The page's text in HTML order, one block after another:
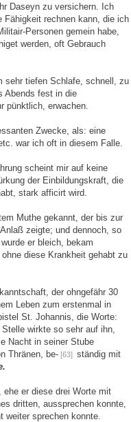
Daseyn zu versichern. Ich
rechnen kann, die ich
Personen gemein habe,
werden, oft Gebrauch
sehr tiefen Schlafe, schnell, zu
Abends fest in die
pünktlich, erwachen.
Zwecke, als: eine
war ich oft in diesem Falle.
scheint mir auf keine
der Einbildungskraft, die
stark afficirt wird.
Muthe gekannt, der bis zur
zeigte; und dennoch, so
er bleich, bekam
diese Krankheit gehabt zu
der ohngefähr 30
Leben zum erstenmal in
St. Johannis, die Worte:
wirkte so sehr auf ihn,
Nacht in seiner Stube
Thränen, be- [63] ständig mit
er diese drei Worte mit
dritten, aussprechen konnte,
weiter sprechen konnte.